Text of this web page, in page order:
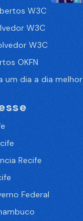
W3C
W3C
W3C
OKFN
um dia a dia melhor
Recife
Federal